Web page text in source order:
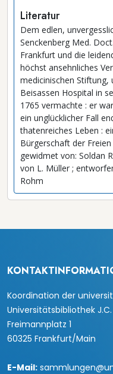
Literatur
Dem edlen,
Senckenberg Med.
Frankfurt und die
höchst ansehnliches
medicinischen Stiftung,
Beisassen Hospital in
1765 vermachte : er
ein unglücklicher Fall
thatenreiches Leben :
Bürgerschaft der
gewidmet von: Soldan
von L. Müller ;
Rohm
Koordination der
Universitätsbibliothek
Freimannplatz 1
60325 Frankfurt/Main
E-Mail: